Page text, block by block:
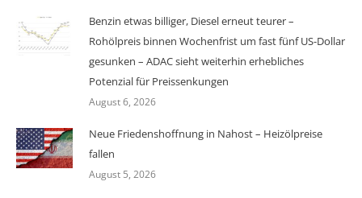
Benzin etwas billiger, Diesel erneut teurer –
Rohölpreis binnen Wochenfrist um fast fünf US-Dollar
gesunken – ADAC sieht weiterhin erhebliches
Potenzial für Preissenkungen
August 6, 2026
Neue Friedenshoffnung in Nahost – Heizölpreise
fallen
August 5, 2026